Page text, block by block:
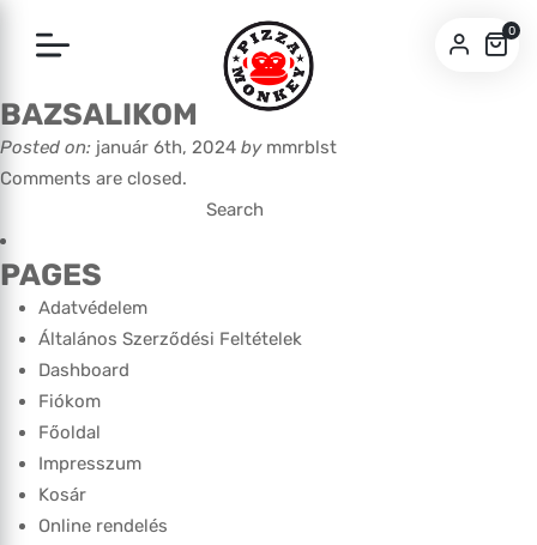
0
BAZSALIKOM
Posted on: január 6th, 2024 bymmrblst
Comments are closed.
for:
PAGES
Adatvédelem
Általános Szerződési Feltételek
Dashboard
Fiókom
Főoldal
Impresszum
Kosár
Online rendelés